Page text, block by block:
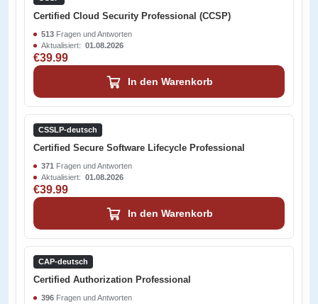
Certified Cloud Security Professional (CCSP)
513 Fragen und Antworten
Aktualisiert: 01.08.2026
€39.99
In den Warenkorb
CSSLP-deutsch
Certified Secure Software Lifecycle Professional
371 Fragen und Antworten
Aktualisiert: 01.08.2026
€39.99
In den Warenkorb
CAP-deutsch
Certified Authorization Professional
396 Fragen und Antworten